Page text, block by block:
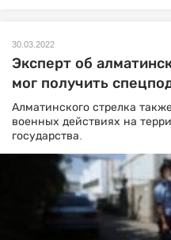
30.03.2022
Эксперт об
мог получить
Алматинского стрелка
военных действиях на
государства.